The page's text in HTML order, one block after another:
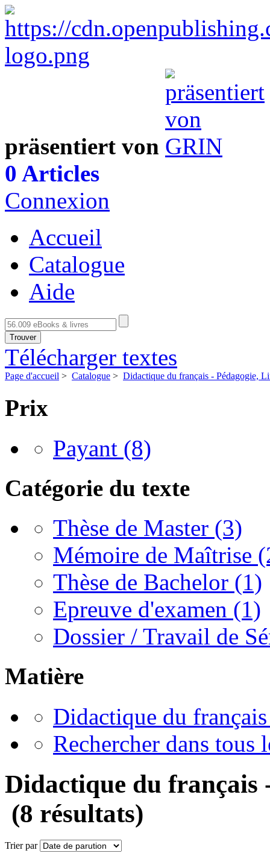
präsentiert von
0 Articles
Connexion
Accueil
Catalogue
Aide
Trouver
Télécharger textes
Page d'accueil > Catalogue > Didactique du français - Pédagogie,
Prix
Payant (8)
Catégorie du texte
Thèse de Master (3)
Mémoire de Maîtrise
Thèse de Bachelor (1)
Epreuve d'examen (1)
Dossier / Travail de
Matière
Didactique du
Rechercher dans
Didactique du français
(8 résultats)
Trier par